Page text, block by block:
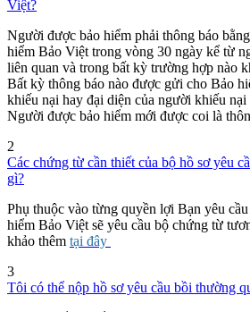
Việt?
Người được bảo hiểm phải thông báo
hiểm Bảo Việt trong vòng 30 ngày kể từ
liên quan và trong bất kỳ trường hợp nào
Bất kỳ thông báo nào được gửi cho Bảo
khiếu nại hay đại diện của người khiếu
Người được bảo hiểm mới được coi là
2
Các chứng từ cần thiết của bộ hồ sơ yêu
gì?
Phụ thuộc vào từng quyền lợi Bạn yêu
hiểm Bảo Việt sẽ yêu cầu bộ chứng từ
khảo thêm tại đây
3
Tôi có thể nộp hồ sơ yêu cầu bồi thường